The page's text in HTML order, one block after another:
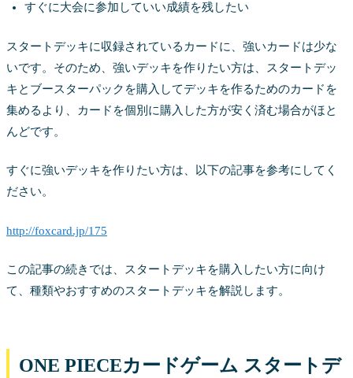
すぐに大会に参加していい成績を残したい
スタートデッキに収録されているカードに、強いカードは少な
いです。そのため、強いデッキを作りたい方は、スタートデッ
キとブースターパックを購入してデッキを作るためのカードを
集めるより、カードを個別に購入した方が安く済む場合がほと
んどです。
すぐに強いデッキを作りたい方は、以下の記事を参考にしてく
ださい。
http://foxcard.jp/175
この記事の続きでは、スタートデッキを購入したい方に向け
て、種類やおすすめのスタートデッキを解説します。
ONE PIECEカードゲーム スタートデ